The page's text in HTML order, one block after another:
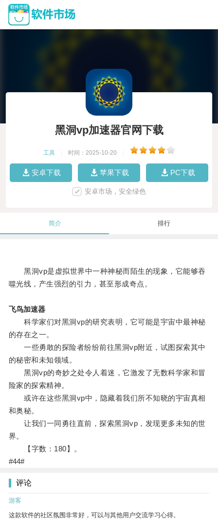
黑洞vp加速器官网下载
工具 时间：2025-10-20
安卓下载 苹果下载 PC下载
安卓市场，安全绿色
简介 排行
黑洞vp是虚拟世界中一种神秘而陌生的现象，它能够吞
噬光线，产生强烈的引力，甚至形成奇点。
飞鸟加速器
科学家们对黑洞vp的研究表明，它可能是宇宙中最神秘
的存在之一。
一些勇敢的探险者纷纷前往黑洞vp附近，试图探索其中
的秘密和未知领域。
黑洞vp的奇妙之处令人着迷，它激发了无数科学家和冒
险家的探索精神。
或许在这些黑洞vp中，隐藏着我们所不知晓的宇宙真相
和奥秘。
让我们一同勇往直前，探索黑洞vp，发现更多未知的世
界。
【字数：180】。
#44#
评论
游客
这款软件的社区氛围非常好，可以与其他用户交流学习心得。